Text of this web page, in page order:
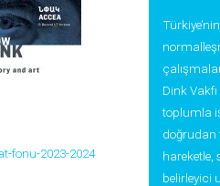
fonu-2023-2024
Dink
toplumla
doğrudan
hareketle,
belirleyici